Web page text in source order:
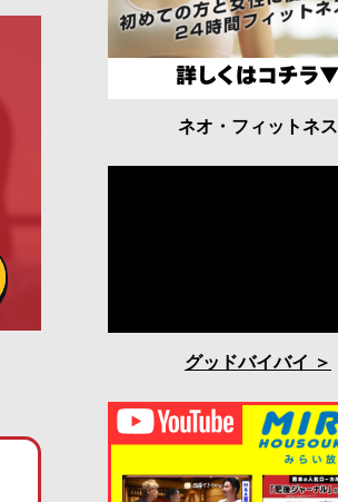
ネオ・フィットネス
グッドバイバイ